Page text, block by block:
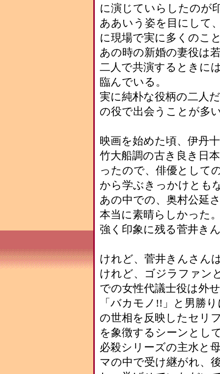
に演じていらしたのが
ああいう姿を目にして
に現場で実に多くのこ
あの時の新婚の妻役は
二人で共演するときに
臨んでいる。
実に純朴な役柄の二人
の役で出会うことが多
映画を始めた頃、伊丹
竹大船調の古き良き日
ったので、俳優として
から学ぶきっかけとも
あの中での、奥村公延
本当に素晴らしかった
強く印象に残る菅井き
けれど、菅井きんさん
けれど、ゴジラファン
での女性代議士役は外
「バカモノ!!」と男勝
の世相を反映したセリ
を象徴するシーンとし
必殺シリーズの主水と
マの中で受け継がれ、